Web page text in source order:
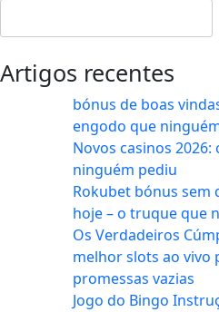
Artigos recentes
bónus de boas
engodo que
Novos casinos
ninguém pediu
Rokubet bónus sem
hoje – o truque que
Os Verdadeiros
melhor slots ao vivo
promessas vazias
Jogo do Bingo